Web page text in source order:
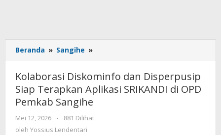
Beranda » Sangihe »
Diskominfo
Disperpusip
Siap
Kolaborasi Diskominfo dan Disperpusip
Siap Terapkan Aplikasi SRIKANDI di OPD
Pemkab Sangihe
Mei 12, 2026
oleh
Yossius
-
881 Dilihat
oleh Yossius Lendentari